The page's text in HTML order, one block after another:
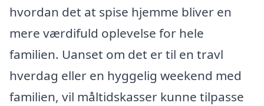
hvordan det at spise hjemme bliver en
mere værdifuld oplevelse for hele
familien. Uanset om det er til en travl
hverdag eller en hyggelig weekend med
familien, vil måltidskasser kunne tilpasse